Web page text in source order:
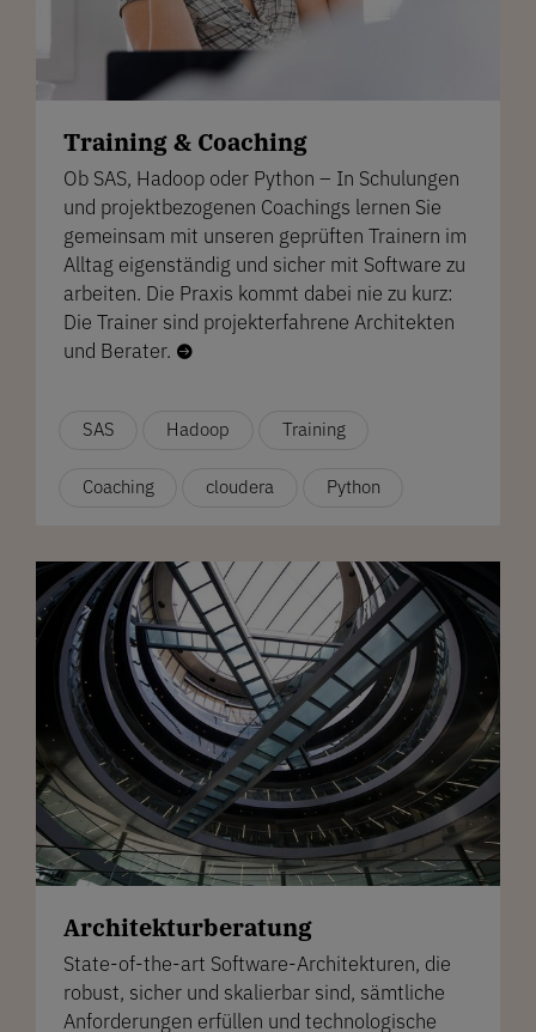
Training & Coaching
Ob SAS, Hadoop oder Python – In Schulungen
und projektbezogenen Coachings lernen Sie
gemeinsam mit unseren geprüften Trainern im
Alltag eigenständig und sicher mit Software zu
arbeiten. Die Praxis kommt dabei nie zu kurz:
Die Trainer sind projekterfahrene Architekten
und Berater. 
SAS Hadoop Training
Coaching cloudera Python
Architekturberatung
State-of-the-art Software-Architekturen, die
robust, sicher und skalierbar sind, sämtliche
Anforderungen erfüllen und technologische